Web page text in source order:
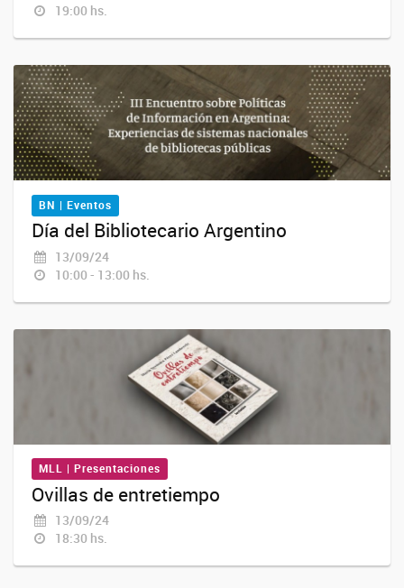
19:00 hs.
BN | Eventos
Día del Bibliotecario Argentino
13/09/24
10:00 - 13:00 hs.
MLL | Presentaciones
Ovillas de entretiempo
13/09/24
18:30 hs.